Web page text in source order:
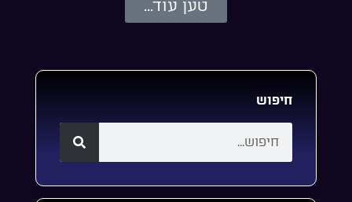
טען עוד...
חיפוש